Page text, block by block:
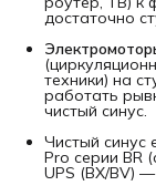
достаточно
техники) на
работать
чистый синус.
Чистый синус
Pro серии BR
UPS (BX/BV)